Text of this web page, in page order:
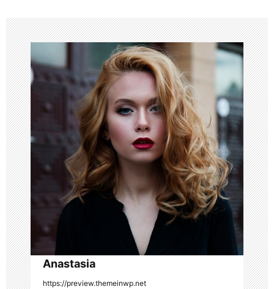
a
v
i
g
a
t
i
o
n
Anastasia
https://preview.themeinwp.net